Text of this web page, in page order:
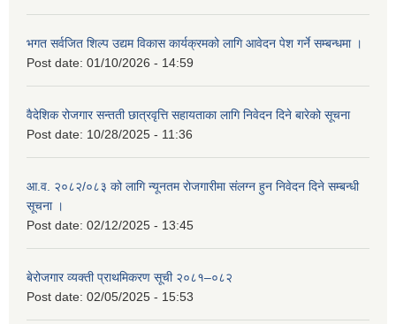
भगत सर्वजित शिल्प उद्यम विकास कार्यक्रमको लागि आवेदन पेश गर्ने सम्बन्धमा ।
Post date: 01/10/2026 - 14:59
वैदेशिक रोजगार सन्तती छात्रवृत्ति सहायताका लागि निवेदन दिने बारेको सूचना
Post date: 10/28/2025 - 11:36
आ.व. २०८२/०८३ को लागि न्यूनतम रोजगारीमा संलग्न हुन निवेदन दिने सम्बन्धी
सूचना ।
Post date: 02/12/2025 - 13:45
बेरोजगार व्यक्ती प्राथमिकरण सूची २०८१–०८२
Post date: 02/05/2025 - 15:53